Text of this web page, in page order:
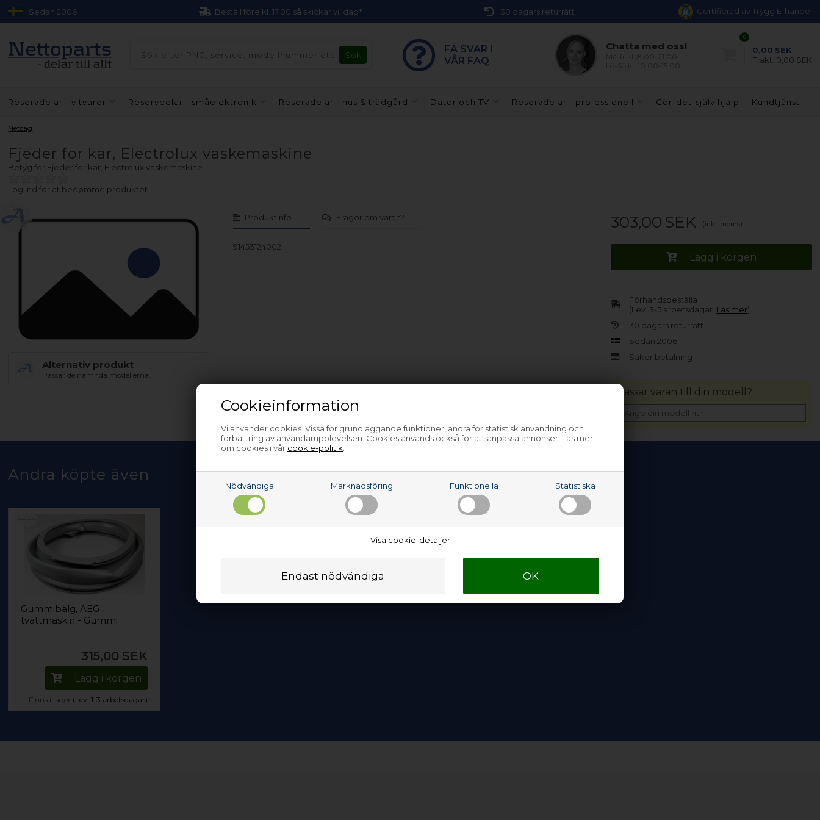
Cookieinformation
Vi använder cookies. Vissa för grundläggande funktioner, andra för statistisk användning och
förbättring av användarupplevelsen. Cookies används också för att anpassa annonser. Läs mer
om cookies i vår cookie-politik
Nödvändiga Marknadsföring Funktionella Statistiska
Visa cookie-detaljer
Sedan 2006 Beställ före kl. 17.00 så skickar vi idag* 30 dagars returrätt Certifierad av Trygg E-handel
FÅ SVAR I
VÅR FAQ
Chatta med oss!
0
0,00 SEK
Frakt: 0,00 SEK
Reservdelar - vitvaror Reservdelar - småelektronik Reservdelar - hus & trädgård Dator och TV Reservdelar - professionell Gör-det-själv hjälp Kundtjänst
Netsag
Fjeder for kar, Electrolux vaskemaskine
Betyg för Fjeder for kar, Electrolux vaskemaskine
Log ind for at bedømme produktet
Alternativ produkt
Passar de nämnda modellerna.
Produktinfo Frågor om varan?
91453124002
303,00 SEK (inkl. moms)
Lägg i korgen
Förhandsbeställa
(Lev. 3-5 arbetsdagar. Läs mer)
30 dagars returrätt
Sedan 2006
Säker betalning
Passar varan till din modell?
Andra köpte även
Gummibälg, AEG
tvättmaskin - Gummi
315,00 SEK
Lägg i korgen
Finns i lager (Lev. 1-3 arbetsdagar)